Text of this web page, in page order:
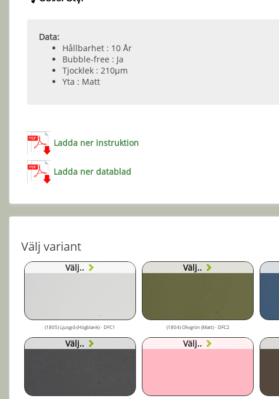
Data:
Hållbarhet : 10 År
Bubble-free : Ja
Tjocklek : 210µm
Yta : Matt
Ladda ner instruktion
Ladda ner datablad
Välj variant
Välj..
(1805) Ljusgrå (Högblank) - DFC1
Välj..
(1804) Olivgrön (Matt) - DFC2
Välj.. Välj..